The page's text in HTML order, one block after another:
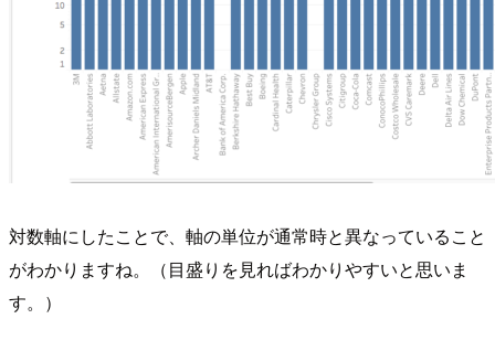
対数軸にしたことで、軸の単位が通常時と異なっていること
がわかりますね。（目盛りを見ればわかりやすいと思いま
す。）